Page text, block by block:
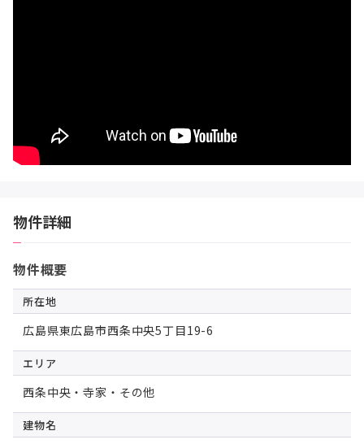
物件詳細
物件概要
所在地
広島県東広島市西条中央5丁目19-6
エリア
西条中央・寺家・その他
建物名